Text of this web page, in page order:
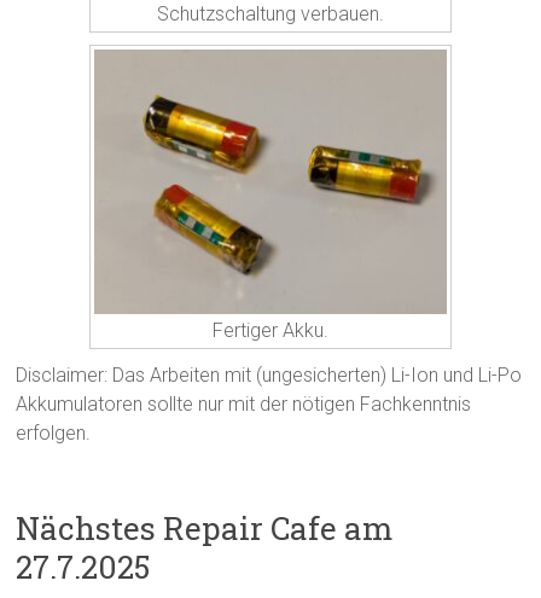
Schutzschaltung verbauen.
Fertiger Akku.
Disclaimer: Das Arbeiten mit (ungesicherten) Li-Ion und Li-Po
Akkumulatoren sollte nur mit der nötigen Fachkenntnis
erfolgen.
Nächstes Repair Cafe am
27.7.2025